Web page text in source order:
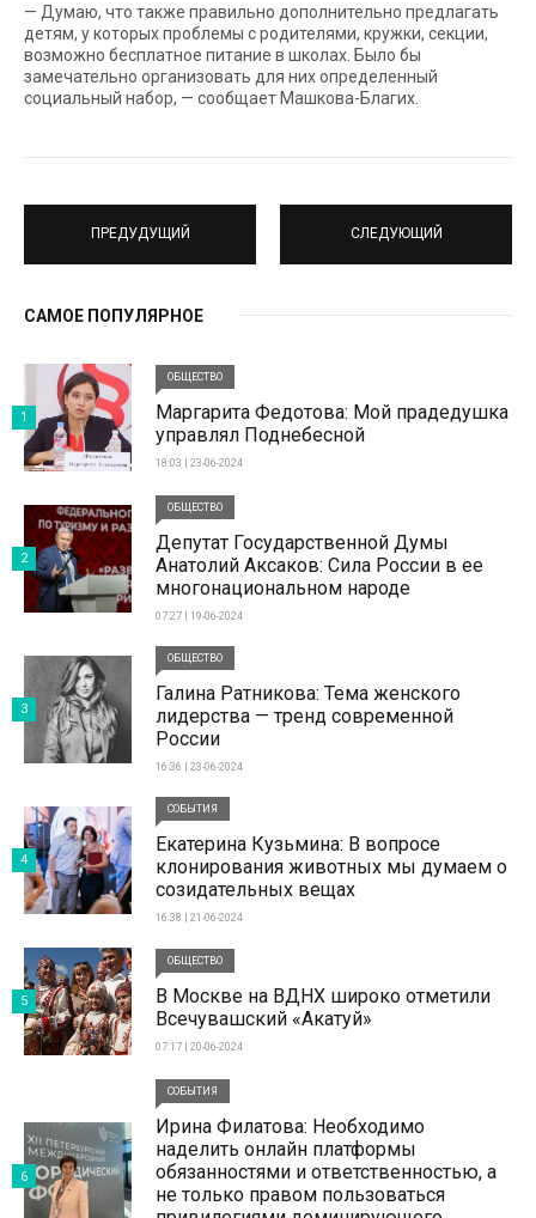
— Думаю, что также правильно дополнительно предлагать
детям, у которых проблемы с родителями, кружки, секции,
возможно бесплатное питание в школах. Было бы
замечательно организовать для них определенный
социальный набор, — сообщает Машкова-Благих.
ПРЕДУДУЩИЙ СЛЕДУЮЩИЙ
САМОЕ ПОПУЛЯРНОЕ
ОБЩЕСТВО
Маргарита Федотова: Мой прадедушка
управлял Поднебесной
18:03 | 23-06-2024
1
ОБЩЕСТВО
Депутат Государственной Думы
Анатолий Аксаков: Сила России в ее
многонациональном народе
07:27 | 19-06-2024
2
ОБЩЕСТВО
Галина Ратникова: Тема женского
лидерства — тренд современной
России
16:36 | 23-06-2024
3
СОБЫТИЯ
Екатерина Кузьмина: В вопросе
клонирования животных мы думаем о
созидательных вещах
16:38 | 21-06-2024
4
ОБЩЕСТВО
В Москве на ВДНХ широко отметили
Всечувашский «Акатуй»
07:17 | 20-06-2024
5
СОБЫТИЯ
Ирина Филатова: Необходимо
наделить онлайн платформы
обязанностями и ответственностью, а
не только правом пользоваться
6